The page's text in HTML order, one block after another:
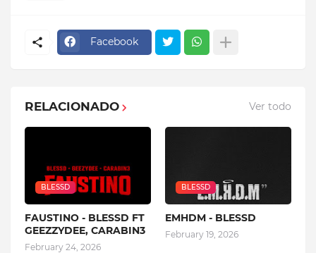
Facebook
RELACIONADO Ver todo
BLESSD
FAUSTINO - BLESSD FT
GEEZZYDEE, CARABIN3
February 24, 2026
BLESSD
EMHDM - BLESSD
February 19, 2026